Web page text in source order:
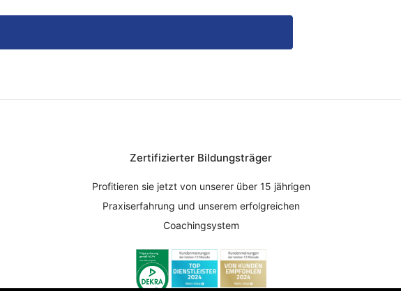
Zertifizierter Bildungsträger
Profitieren sie jetzt von unserer über 15 jährigen
Praxiserfahrung und unserem erfolgreichen
Coachingsystem